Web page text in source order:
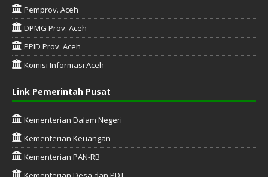
Pemprov. Aceh
DPMG Prov. Aceh
PPID Prov. Aceh
Komisi Informasi Aceh
Link Pemerintah Pusat
Kementerian Dalam Negeri
Kementerian Keuangan
Kementerian PAN-RB